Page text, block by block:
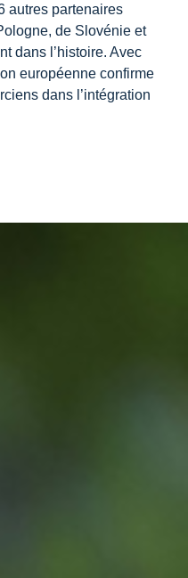
autres partenaires
de Slovénie et
dans l’histoire. Avec
européenne confirme
dans l’intégration